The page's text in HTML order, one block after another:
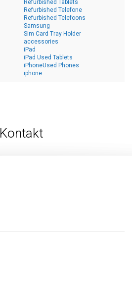
Refurbished Tablets
Refurbished Telefone
Refurbished Telefoons
Samsung
Sim Card Tray Holder
accessories
iPad
iPad Used Tablets
iPhoneUsed Phones
iphone
Kontakt